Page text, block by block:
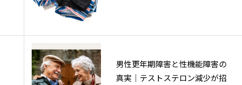
男性更年期障害と性機能障害の
真実｜テストステロン減少が招